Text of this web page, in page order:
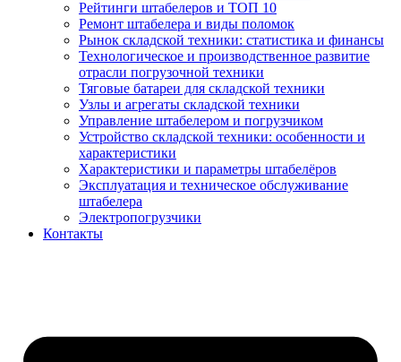
Рейтинги штабелеров и ТОП 10
Ремонт штабелера и виды поломок
Рынок складской техники: статистика и финансы
Технологическое и производственное развитие
отрасли погрузочной техники
Тяговые батареи для складской техники
Узлы и агрегаты складской техники
Управление штабелером и погрузчиком
Устройство складской техники: особенности и
характеристики
Характеристики и параметры штабелёров
Эксплуатация и техническое обслуживание
штабелера
Электропогрузчики
Контакты